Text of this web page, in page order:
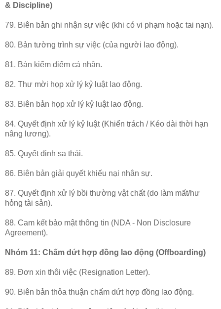
& Discipline)
79. Biên bản ghi nhận sự việc (khi có vi phạm hoặc tai nạn).
80. Bản tường trình sự việc (của người lao động).
81. Bản kiểm điểm cá nhân.
82. Thư mời họp xử lý kỷ luật lao động.
83. Biên bản họp xử lý kỷ luật lao động.
84. Quyết định xử lý kỷ luật (Khiển trách / Kéo dài thời hạn
nâng lương).
85. Quyết định sa thải.
86. Biên bản giải quyết khiếu nại nhân sự.
87. Quyết định xử lý bồi thường vật chất (do làm mất/hư
hỏng tài sản).
88. Cam kết bảo mật thông tin (NDA - Non Disclosure
Agreement).
Nhóm 11: Chấm dứt hợp đồng lao động (Offboarding)
89. Đơn xin thôi việc (Resignation Letter).
90. Biên bản thỏa thuận chấm dứt hợp đồng lao động.